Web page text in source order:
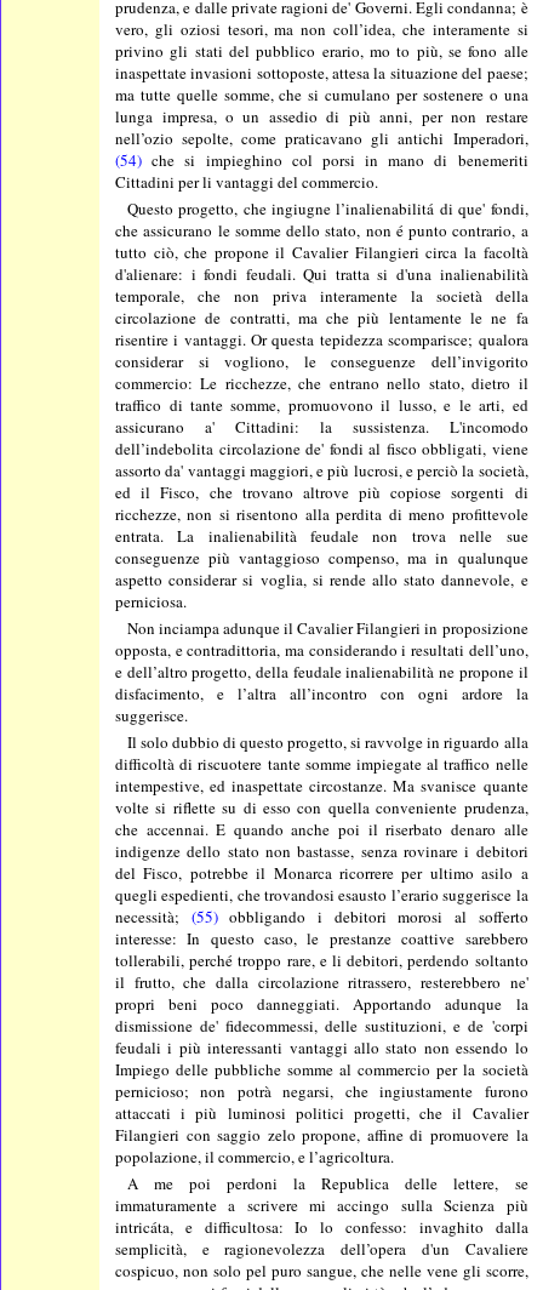
prudenza, e dalle private ragioni de' Governi. Egli condanna; è
vero, gli oziosi tesori, ma non coll’idea, che interamente si
privino gli stati del pubblico erario, mo to più, se fono alle
inaspettate invasioni sottoposte, attesa la situazione del paese;
ma tutte quelle somme, che si cumulano per sostenere o una
lunga impresa, o un assedio di più anni, per non restare
nell’ozio sepolte, come praticavano gli antichi Imperadori,
(54) che si impieghino col porsi in mano di benemeriti
Cittadini per li vantaggi del commercio.
Questo progetto, che ingiugne l’inalienabilitá di que' fondi,
che assicurano le somme dello stato, non é punto contrario, a
tutto ciò, che propone il Cavalier Filangieri circa la facoltà
d'alienare: i fondi feudali. Qui tratta si d'una inalienabilità
temporale, che non priva interamente la società della
circolazione de contratti, ma che più lentamente le ne fa
risentire i vantaggi. Or questa tepidezza scomparisce; qualora
considerar si vogliono, le conseguenze dell’invigorito
commercio: Le ricchezze, che entrano nello stato, dietro il
traffico di tante somme, promuovono il lusso, e le arti, ed
assicurano a' Cittadini: la sussistenza. L'incomodo
dell’indebolita circolazione de' fondi al fisco obbligati, viene
assorto da' vantaggi maggiori, e più lucrosi, e perciò la società,
ed il Fisco, che trovano altrove più copiose sorgenti di
ricchezze, non si risentono alla perdita di meno profittevole
entrata. La inalienabilità feudale non trova nelle sue
conseguenze più vantaggioso compenso, ma in qualunque
aspetto considerar si voglia, si rende allo stato dannevole, e
perniciosa.
Non inciampa adunque il Cavalier Filangieri in proposizione
opposta, e contradittoria, ma considerando i resultati dell’uno,
e dell’altro progetto, della feudale inalienabilità ne propone il
disfacimento, e l’altra all’incontro con ogni ardore la
suggerisce.
Il solo dubbio di questo progetto, si ravvolge in riguardo alla
difficoltà di riscuotere tante somme impiegate al traffico nelle
intempestive, ed inaspettate circostanze. Ma svanisce quante
volte si riflette su di esso con quella conveniente prudenza,
che accennai. E quando anche poi il riserbato denaro alle
indigenze dello stato non bastasse, senza rovinare i debitori
del Fisco, potrebbe il Monarca ricorrere per ultimo asilo a
quegli espedienti, che trovandosi esausto l’erario suggerisce la
necessità; (55)obbligando i debitori morosi al sofferto
interesse: In questo caso, le prestanze coattive sarebbero
tollerabili, perché troppo rare, e li debitori, perdendo soltanto
il frutto, che dalla circolazione ritrassero, resterebbero ne'
propri beni poco danneggiati. Apportando adunque la
dismissione de' fidecommessi, delle sustituzioni, e de 'corpi
feudali i più interessanti vantaggi allo stato non essendo lo
Impiego delle pubbliche somme al commercio per la società
pernicioso; non potrà negarsi, che ingiustamente furono
attaccati i più luminosi politici progetti, che il Cavalier
Filangieri con saggio zelo propone, affine di promuovere la
popolazione, il commercio, e l’agricoltura.
A me poi perdoni la Republica delle lettere, se
immaturamente a scrivere mi accingo sulla Scienza più
intricáta, e difficultosa: Io lo confesso: invaghito dalla
semplicità, e ragionevolezza dell’opera d'un Cavaliere
cospicuo, non solo pel puro sangue, che nelle vene gli scorre,